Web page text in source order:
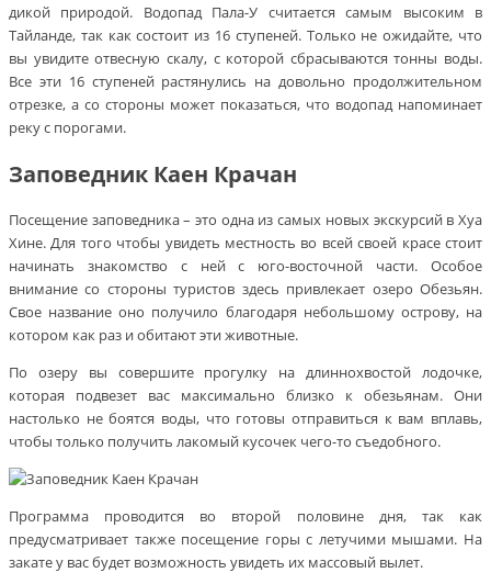
дикой природой. Водопад Пала-У считается самым высоким в
Тайланде, так как состоит из 16 ступеней. Только не ожидайте, что
вы увидите отвесную скалу, с которой сбрасываются тонны воды.
Все эти 16 ступеней растянулись на довольно продолжительном
отрезке, а со стороны может показаться, что водопад напоминает
реку с порогами.
Заповедник Каен Крачан
Посещение заповедника – это одна из самых новых экскурсий в Хуа
Хине. Для того чтобы увидеть местность во всей своей красе стоит
начинать знакомство с ней с юго-восточной части. Особое
внимание со стороны туристов здесь привлекает озеро Обезьян.
Свое название оно получило благодаря небольшому острову, на
котором как раз и обитают эти животные.
По озеру вы совершите прогулку на длиннохвостой лодочке,
которая подвезет вас максимально близко к обезьянам. Они
настолько не боятся воды, что готовы отправиться к вам вплавь,
чтобы только получить лакомый кусочек чего-то съедобного.
Программа проводится во второй половине дня, так как
предусматривает также посещение горы с летучими мышами. На
закате у вас будет возможность увидеть их массовый вылет.